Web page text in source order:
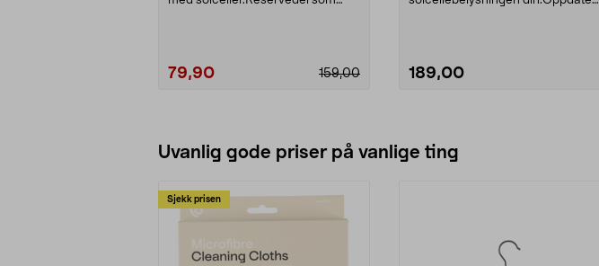
159,00
79,90 189,00
Uvanlig gode priser på vanlige ting
Sjekk prisen